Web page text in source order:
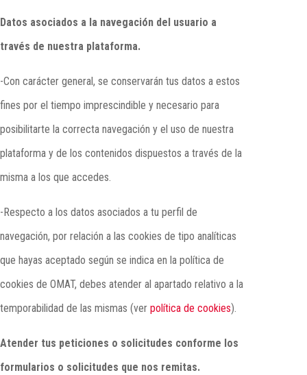
Datos asociados a la navegación del usuario a
través de nuestra plataforma.
-Con carácter general, se conservarán tus datos a estos
fines por el tiempo imprescindible y necesario para
posibilitarte la correcta navegación y el uso de nuestra
plataforma y de los contenidos dispuestos a través de la
misma a los que accedes.
-Respecto a los datos asociados a tu perfil de
navegación, por relación a las cookies de tipo analíticas
que hayas aceptado según se indica en la política de
cookies de OMAT, debes atender al apartado relativo a la
temporabilidad de las mismas (ver política de cookies).
Atender tus peticiones o solicitudes conforme los
formularios o solicitudes que nos remitas.